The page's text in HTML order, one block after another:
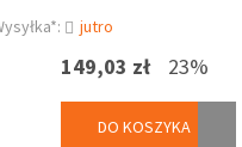
jutro
149,03 zł 23%
DO KOSZYKA